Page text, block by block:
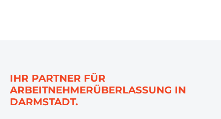
IHR PARTNER FÜR
ARBEITNEHMERÜBERLASSUNG IN
DARMSTADT.